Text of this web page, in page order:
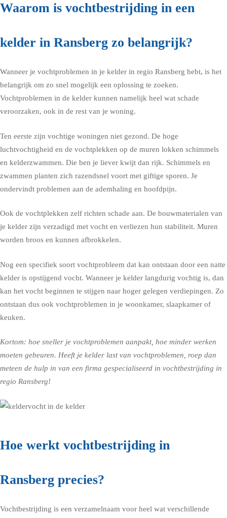
Waarom is vochtbestrijding in een
kelder in Ransberg zo belangrijk?
Wanneer je vochtproblemen in je kelder in regio Ransberg hebt, is het
belangrijk om zo snel mogelijk een oplossing te zoeken.
Vochtproblemen in de kelder kunnen namelijk heel wat schade
veroorzaken, ook in de rest van je woning.
Ten eerste zijn vochtige woningen niet gezond. De hoge
luchtvochtigheid en de vochtplekken op de muren lokken schimmels
en kelderzwammen. Die ben je liever kwijt dan rijk. Schimmels en
zwammen planten zich razendsnel voort met giftige sporen. Je
ondervindt problemen aan de ademhaling en hoofdpijn.
Ook de vochtplekken zelf richten schade aan. De bouwmaterialen van
je kelder zijn verzadigd met vocht en verliezen hun stabiliteit. Muren
worden broos en kunnen afbrokkelen.
Nog een specifiek soort vochtprobleem dat kan ontstaan door een natte
kelder is opstijgend vocht. Wanneer je kelder langdurig vochtig is, dan
kan het vocht beginnen te stijgen naar hoger gelegen verdiepingen. Zo
ontstaan dus ook vochtproblemen in je woonkamer, slaapkamer of
keuken.
Kortom: hoe sneller je vochtproblemen aanpakt, hoe minder werken
moeten gebeuren. Heeft je kelder last van vochtproblemen, roep dan
meteen de hulp in van een firma gespecialiseerd in vochtbestrijding in
regio Ransberg!
Hoe werkt vochtbestrijding in
Ransberg precies?
Vochtbestrijding is een verzamelnaam voor heel wat verschillende